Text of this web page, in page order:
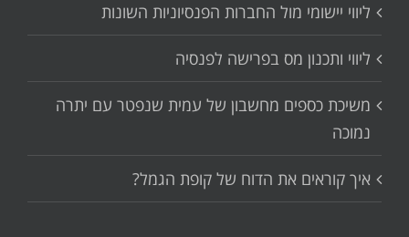
ליווי יישומי מול החברות הפנסיוניות השונות
ליווי ותכנון מס בפרישה לפנסיה
משיכת כספים מחשבון של עמית שנפטר עם יתרה
נמוכה
איך קוראים את הדוח של קופת הגמל?